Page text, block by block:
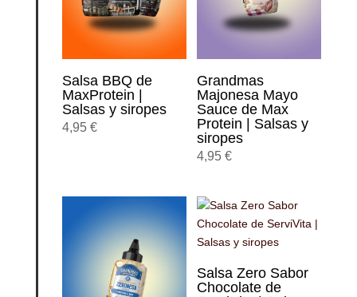
Salsa BBQ de
MaxProtein |
Salsas y siropes
4,95 €
Grandmas
Majonesa Mayo
Sauce de Max
Protein | Salsas y
siropes
4,95 €
Salsa Zero Sabor
Chocolate de